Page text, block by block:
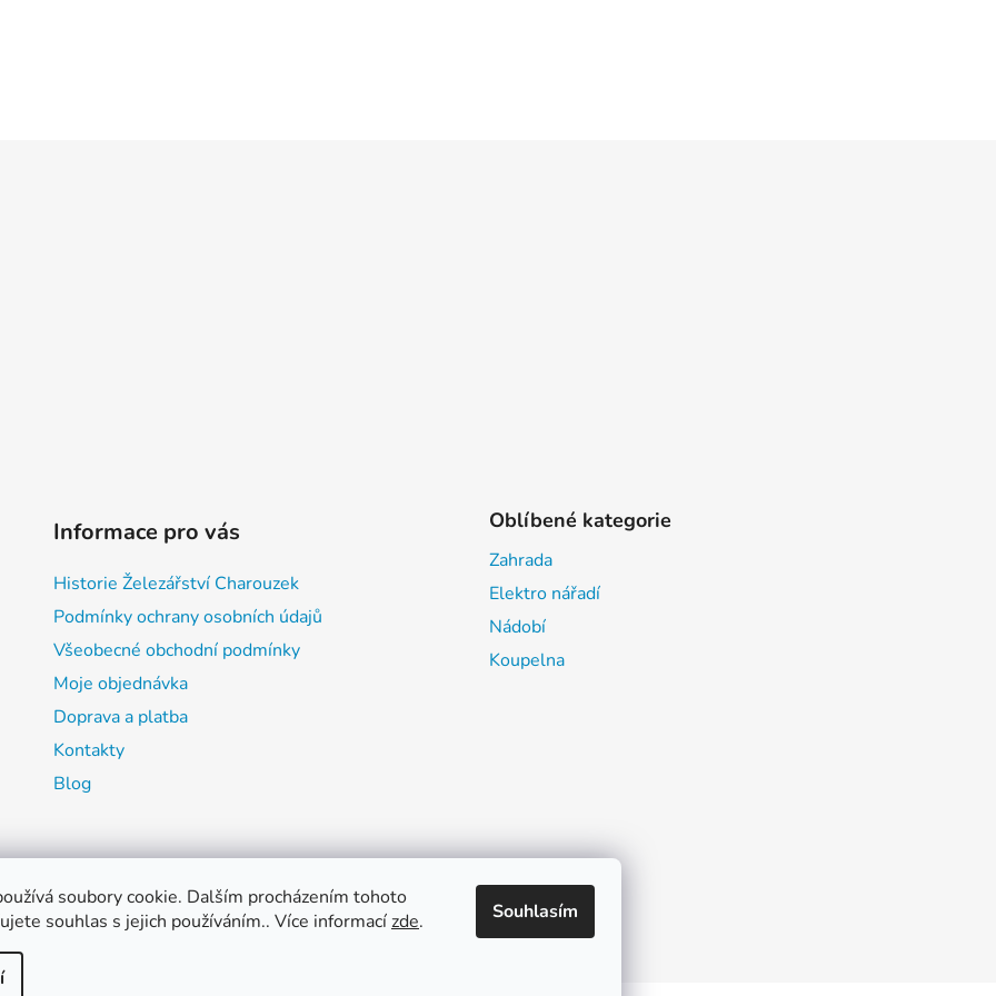
soubory cookie. Dalším procházením tohoto
souhlas s jejich používáním.. Více informacízde. Souhlasím
Informace pro vás
Historie Železářství Charouzek
Podmínky ochrany osobních údajů
Všeobecné obchodní podmínky
Moje objednávka
Doprava a platba
Kontakty
Blog
Oblíbené kategorie
Zahrada
Elektro nářadí
Nádobí
Koupelna